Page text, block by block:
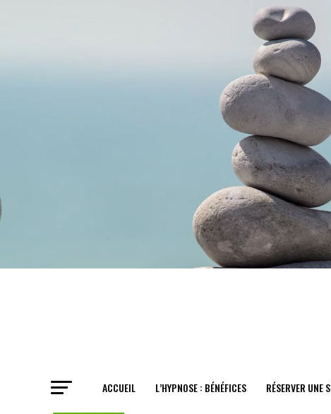
ACCUEIL L’HYPNOSE : BÉNÉFICES RÉSERVER UNE